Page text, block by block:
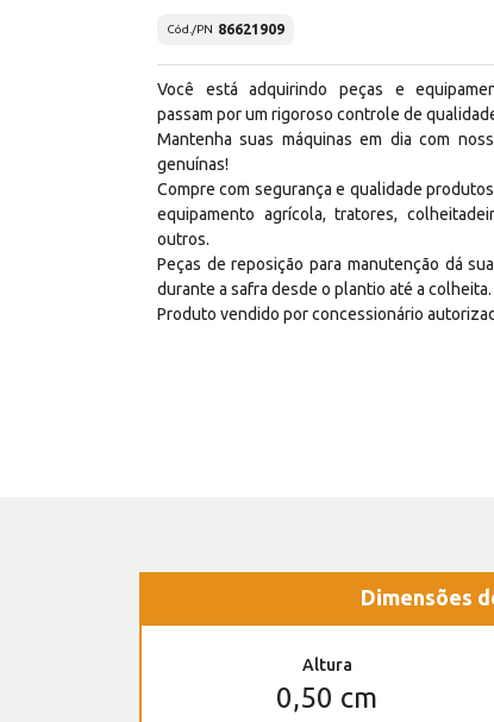
Cód./PN 86621909
Você está adquirindo peças e
passam por um rigoroso controle de
Mantenha suas máquinas em dia com
genuínas!
Compre com segurança e qualidade
equipamento agrícola, tratores,
outros.
Peças de reposição para manutenção dá
durante a safra desde o plantio até a colheita.
Produto vendido por concessionário
Dimensões
Altura
0,50 cm